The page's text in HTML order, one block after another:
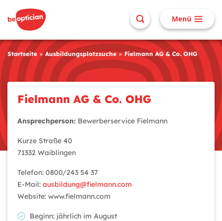
Startseite Ausbildungsplatzsuche Fielmann AG & Co. OHG
Fielmann AG & Co. OHG
Ansprechperson: Bewerberservice Fielmann
Kurze Straße 40
71332 Waiblingen
Telefon: 0800/243 54 37
E-Mail: ausbildung@fielmann.com
Website: www.fielmann.com
Beginn: jährlich im August